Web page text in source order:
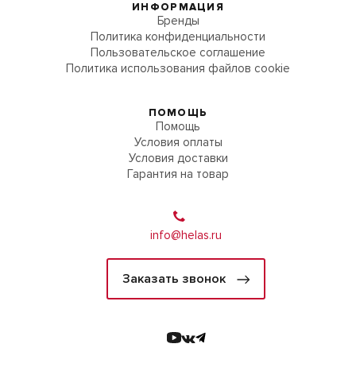
ИНФОРМАЦИЯ
Бренды
Политика конфиденциальности
Пользовательское соглашение
Политика использования файлов cookie
ПОМОЩЬ
Помощь
Условия оплаты
Условия доставки
Гарантия на товар
info@helas.ru
Заказать звонок